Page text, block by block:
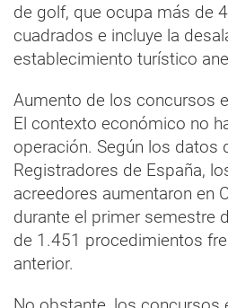
de golf, que ocupa más de
cuadrados e incluye la
establecimiento turístico
Aumento de los concursos
El contexto económico no
operación. Según los datos
Registradores de España,
acreedores aumentaron en
durante el primer semestre
de 1.451 procedimientos
anterior.